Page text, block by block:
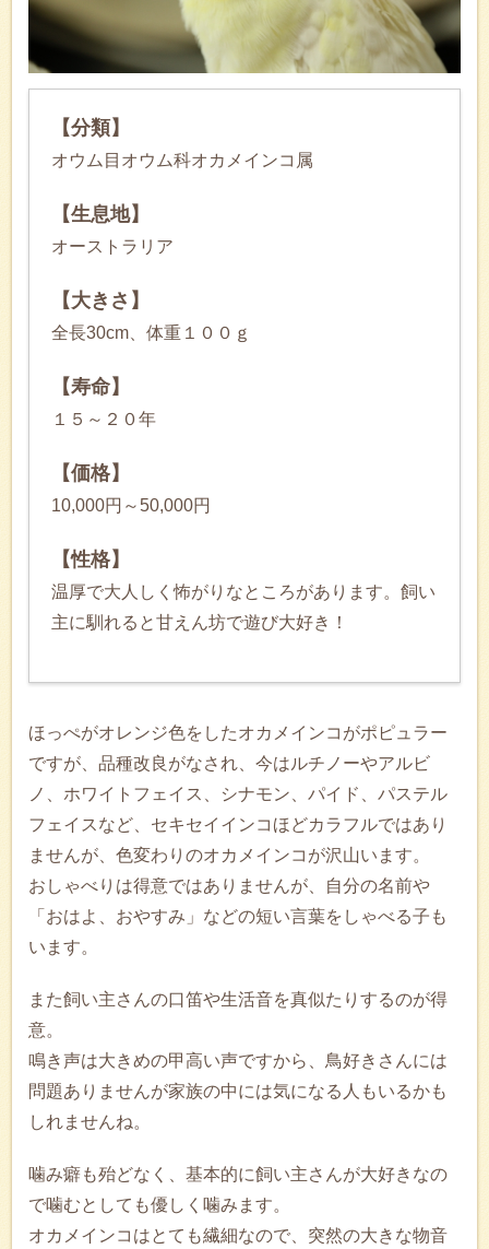
【分類】
オウム目オウム科オカメインコ属
【生息地】
オーストラリア
【大きさ】
全長30cm、体重１００ｇ
【寿命】
１５～２０年
【価格】
10,000円～50,000円
【性格】
温厚で大人しく怖がりなところがあります。飼い
主に馴れると甘えん坊で遊び大好き！
ほっぺがオレンジ色をしたオカメインコがポピュラー
ですが、品種改良がなされ、今はルチノーやアルビ
ノ、ホワイトフェイス、シナモン、パイド、パステル
フェイスなど、セキセイインコほどカラフルではあり
ませんが、色変わりのオカメインコが沢山います。
おしゃべりは得意ではありませんが、自分の名前や
「おはよ、おやすみ」などの短い言葉をしゃべる子も
います。
また飼い主さんの口笛や生活音を真似たりするのが得
意。
鳴き声は大きめの甲高い声ですから、鳥好きさんには
問題ありませんが家族の中には気になる人もいるかも
しれませんね。
噛み癖も殆どなく、基本的に飼い主さんが大好きなの
で噛むとしても優しく噛みます。
オカメインコはとても繊細なので、突然の大きな物音